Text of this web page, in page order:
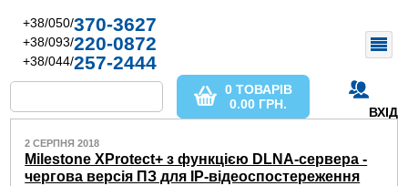
+38/050/370-3627
+38/093/220-0872
+38/044/257-2444
ВХІД
0 ТОВАРІВ
0.00 ГРН.
2 СЕРПНЯ 2018
Milestone XProtect+ з функцією DLNA-сервера -
чергова версія ПЗ для IP-відеоспостереження